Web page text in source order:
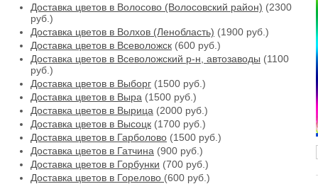
Доставка цветов в Волосово (Волосовский район) (2300
руб.)
Доставка цветов в Волхов (Ленобласть) (1900 руб.)
Доставка цветов в Всеволожск (600 руб.)
Доставка цветов в Всеволожский р-н, автозаводы (1100
руб.)
Доставка цветов в Выборг (1500 руб.)
Доставка цветов в Выра (1500 руб.)
Доставка цветов в Вырица (2000 руб.)
Доставка цветов в Высоцк (1700 руб.)
Доставка цветов в Гарболово (1500 руб.)
Доставка цветов в Гатчина (900 руб.)
Доставка цветов в Горбунки (700 руб.)
Доставка цветов в Горелово (600 руб.)